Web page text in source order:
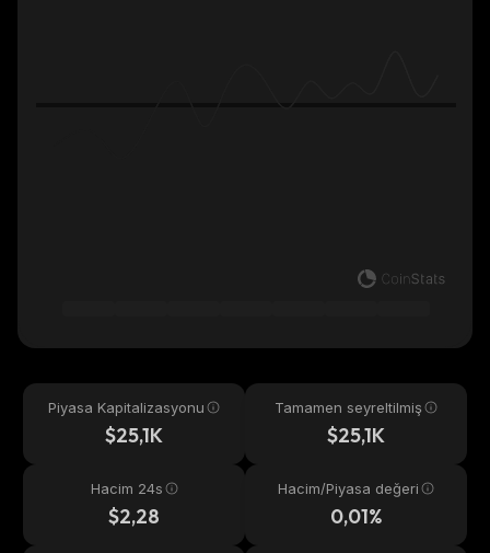
Piyasa Kapitalizasyonu
$25,1K
Tamamen seyreltilmiş
$25,1K
Hacim 24s
$2,28
Hacim/Piyasa değeri
0,01%